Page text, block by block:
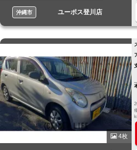
沖縄市 ユーポス登川店
4枚